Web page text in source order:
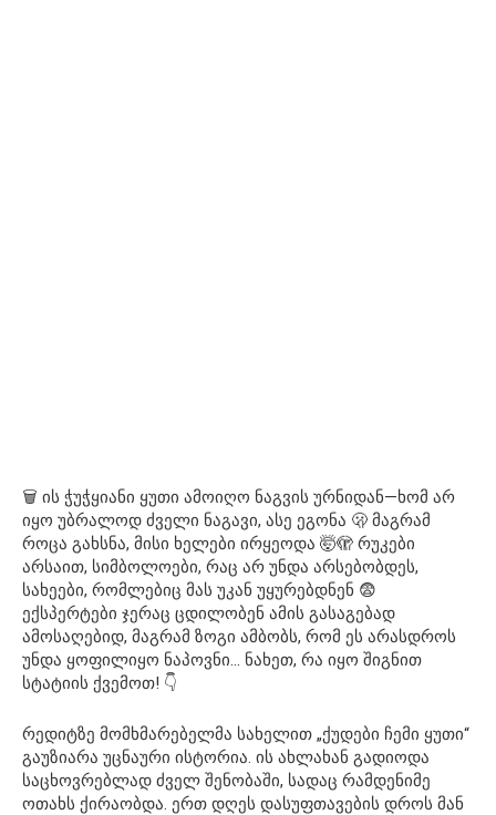
🗑 ის ჭუჭყიანი ყუთი ამოიღო ნაგვის ურნიდან—ხომ არ
იყო უბრალოდ ძველი ნაგავი, ასე ეგონა 🫢 მაგრამ
როცა გახსნა, მისი ხელები ირყეოდა 🤯🫣 რუკები
არსაით, სიმბოლოები, რაც არ უნდა არსებობდეს,
სახეები, რომლებიც მას უკან უყურებდნენ 😨
ექსპერტები ჯერაც ცდილობენ ამის გასაგებად
ამოსაღებიდ, მაგრამ ზოგი ამბობს, რომ ეს არასდროს
უნდა ყოფილიყო ნაპოვნი… ნახეთ, რა იყო შიგნით
სტატიის ქვემოთ! 👇
რედიტზე მომხმარებელმა სახელით „ქუდები ჩემი ყუთი“
გაუზიარა უცნაური ისტორია. ის ახლახან გადიოდა
საცხოვრებლად ძველ შენობაში, სადაც რამდენიმე
ოთახს ქირაობდა. ერთ დღეს დასუფთავების დროს მან